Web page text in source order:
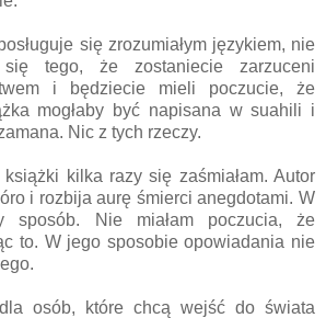
się zrozumiałym językiem, nie
tego, że zostaniecie zarzuceni
i będziecie mieli poczucie, że
mogłaby być napisana w suahili i
Nic z tych rzeczy.
kilka razy się zaśmiałam. Autor
i rozbija aurę śmierci anegdotami. W
sposób. Nie miałam poczucia, że
to. W jego sposobie opowiadania nie
osób, które chcą wejść do świata